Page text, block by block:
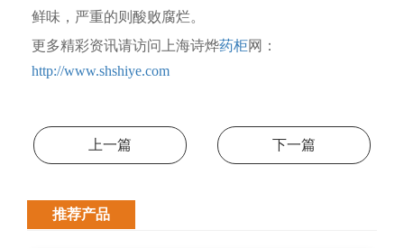
鲜味，严重的则酸败腐烂。
更多精彩资讯请访问上海诗烨药柜网：
http://www.shshiye.com
上一篇 下一篇
推荐产品